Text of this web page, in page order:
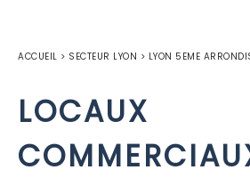
ACCUEIL > SECTEUR LYON > LYON 5EME
LOCAUX